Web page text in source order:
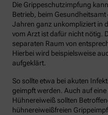
Die Grippeschutzimpfung
Betrieb, beim
Jahren ganz unkompliziert in
vom Arzt ist dafür nicht nötig.
separaten Raum von
Hierbei wird beispielsweise
aufgeklärt.
So sollte etwa bei akuten
geimpft werden. Auch auf
Hühnereiweiß sollten
hühnereiweißfreien